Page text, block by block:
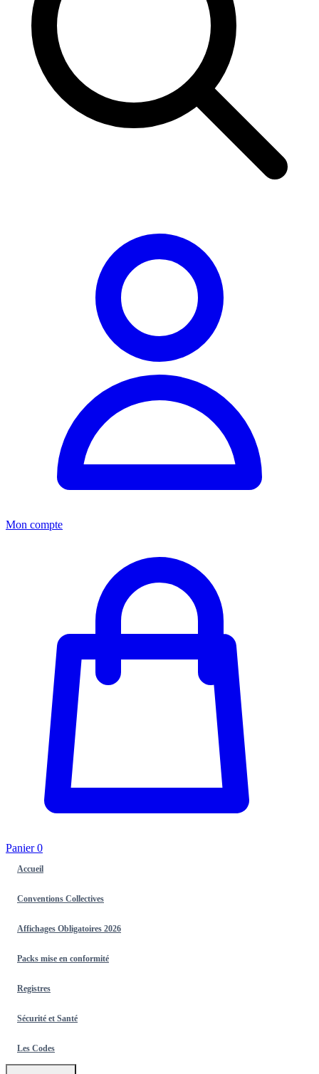
Mon compte
Panier0
Accueil
Conventions Collectives
Affichages Obligatoires 2026
Packs mise en conformité
Registres
Sécurité et Santé
Les Codes